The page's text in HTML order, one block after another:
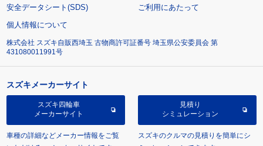
安全データシート(SDS)
ご利用にあたって
個人情報について
株式会社 スズキ自販西埼玉 古物商許可証番号 埼玉県公安委員会 第
431080011991号
スズキメーカーサイト
スズキ四輪車
メーカーサイト
車種の詳細などメーカー情報をご覧
見積り
シミュレーション
スズキのクルマの見積りを簡単にシ